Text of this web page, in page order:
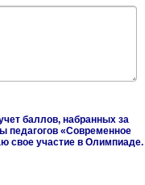
баллов, набранных за
педагогов «Современное
свое участие в Олимпиаде.